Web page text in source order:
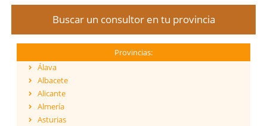
Buscar un consultor en tu provincia
Provincias:
Álava
Albacete
Alicante
Almería
Asturias